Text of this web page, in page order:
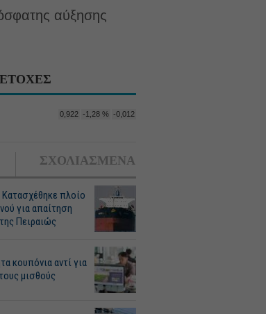
αύξησης
0,922 -1,28 % -0,012
ΣΧΟΛΙΑΣΜΕΝΑ
πλοίο
για απαίτηση
Πειραιώς
κουπόνια αντί για
μισθούς